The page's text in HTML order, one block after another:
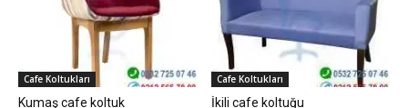
Cafe Koltukları
Kumaş cafe koltuk
Cafe Koltukları
İkili cafe koltuğu